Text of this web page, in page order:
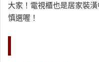
大家！電視櫃也是居家裝
慎選喔！